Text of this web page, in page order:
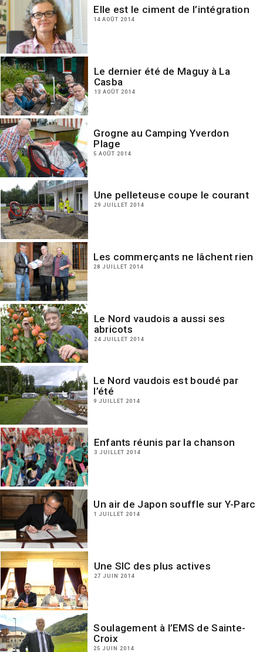
Elle est le ciment de l’intégration
14 AOÛT 2014
Le dernier été de Maguy à La
Casba
13 AOÛT 2014
Grogne au Camping Yverdon
Plage
5 AOÛT 2014
Une pelleteuse coupe le courant
29 JUILLET 2014
Les commerçants ne lâchent rien
28 JUILLET 2014
Le Nord vaudois a aussi ses
abricots
24 JUILLET 2014
Le Nord vaudois est boudé par
l’été
9 JUILLET 2014
Enfants réunis par la chanson
3 JUILLET 2014
Un air de Japon souffle sur Y-Parc
1 JUILLET 2014
Une SIC des plus actives
27 JUIN 2014
Soulagement à l’EMS de Sainte-
Croix
25 JUIN 2014